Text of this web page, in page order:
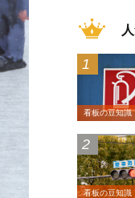
看板の豆知識
看板の豆知識